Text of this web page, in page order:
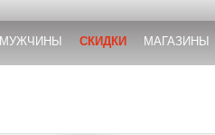
МУЖЧИНЫ СКИДКИ МАГАЗИНЫ